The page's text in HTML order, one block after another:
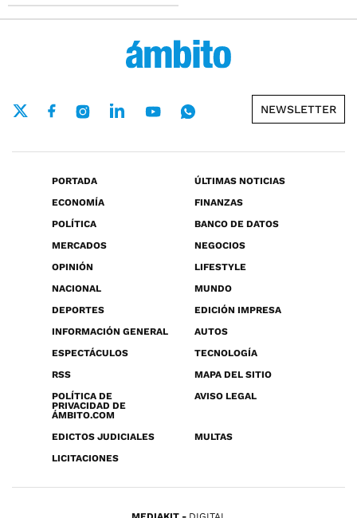
NEWSLETTER
PORTADA
ÚLTIMAS NOTICIAS
ECONOMÍA
FINANZAS
POLÍTICA
BANCO DE DATOS
MERCADOS
NEGOCIOS
OPINIÓN
LIFESTYLE
NACIONAL
MUNDO
DEPORTES
EDICIÓN IMPRESA
INFORMACIÓN GENERAL
AUTOS
ESPECTÁCULOS
TECNOLOGÍA
RSS
MAPA DEL SITIO
POLÍTICA DE
PRIVACIDAD DE
ÁMBITO.COM
AVISO LEGAL
EDICTOS JUDICIALES
MULTAS
LICITACIONES